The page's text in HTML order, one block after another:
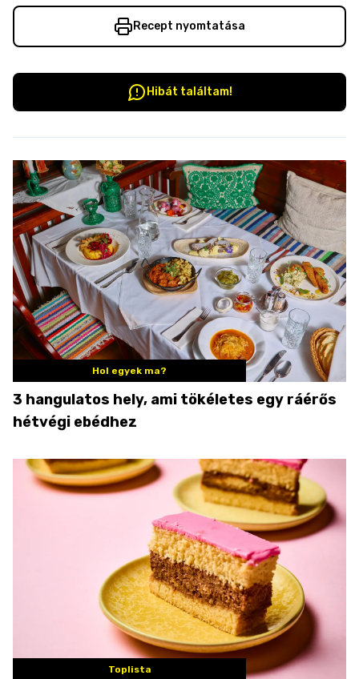
Recept nyomtatása
Hibát találtam!
Hol egyek ma?
3 hangulatos hely, ami tökéletes egy ráérős
hétvégi ebédhez
Toplista